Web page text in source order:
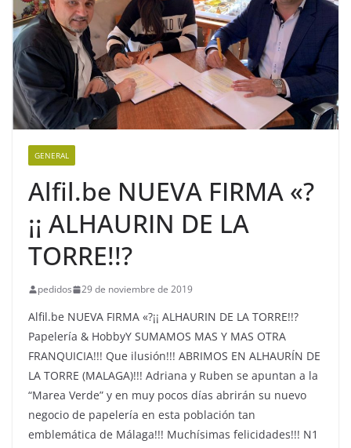
GENERAL
Alfil.be NUEVA FIRMA «?
¡¡ ALHAURIN DE LA
TORRE!!?
pedidos 29 de noviembre de 2019
Alfil.be NUEVA FIRMA «?¡¡ ALHAURIN DE LA TORRE!!?
Papelería & HobbyY SUMAMOS MAS Y MAS OTRA
FRANQUICIA!!! Que ilusión!!! ABRIMOS EN ALHAURÍN DE
LA TORRE (MALAGA)!!! Adriana y Ruben se apuntan a la
“Marea Verde” y en muy pocos días abrirán su nuevo
negocio de papelería en esta población tan
emblemática de Málaga!!! Muchísimas felicidades!!! N1